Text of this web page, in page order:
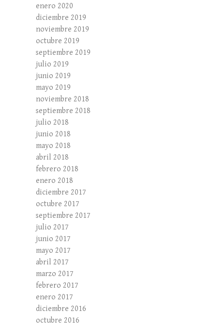
enero 2020
diciembre 2019
noviembre 2019
octubre 2019
septiembre 2019
julio 2019
junio 2019
mayo 2019
noviembre 2018
septiembre 2018
julio 2018
junio 2018
mayo 2018
abril 2018
febrero 2018
enero 2018
diciembre 2017
octubre 2017
septiembre 2017
julio 2017
junio 2017
mayo 2017
abril 2017
marzo 2017
febrero 2017
enero 2017
diciembre 2016
octubre 2016